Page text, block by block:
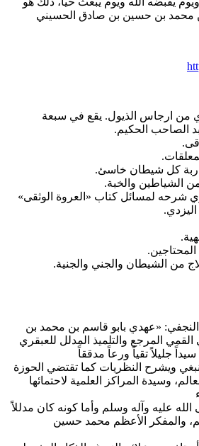
محمد بن حسين بن صادق الحسيني
من ارجاس الذيول. يقع في سبعة
الحكيم.
كل شيطان خاسئ.
والخبة.
لمسائل كتاب «العروة الوثقى»
من الشيطان والجني والجنية.
«عهدي بابو قاسم بن محمد بن
المرجع والتلميذ المدلل للعبقري
جليلاً تقياً ورعاً مدققاً
ويشرح النظريات كما تقتضي الحوزة
وسيدة المراكز العلمية لاحتمائها
عليه وآله وسلم وأما كونه كان مدللاً
والمفكر الأعظم محمد حسين